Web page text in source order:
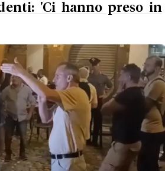
'Ci hanno preso in